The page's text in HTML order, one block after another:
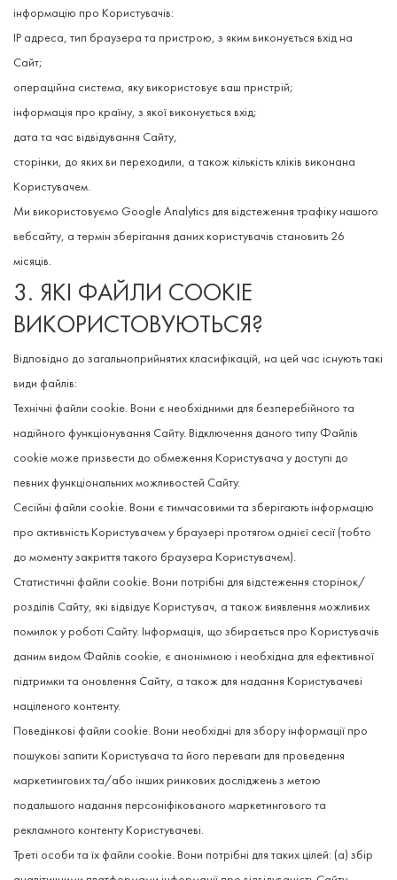
інформацію про Користувачів:
IP адреса, тип браузера та пристрою, з яким виконується вхід на
Сайт;
операційна система, яку використовує ваш пристрій;
інформація про країну, з якої виконується вхід;
дата та час відвідування Сайту,
сторінки, до яких ви переходили, а також кількість кліків виконана
Користувачем.
Ми використовуємо Google Analytics для відстеження трафіку нашого
вебсайту, а термін зберігання даних користувачів становить 26
місяців.
3. ЯКІ ФАЙЛИ COOKIE
ВИКОРИСТОВУЮТЬСЯ?
Відповідно до загальноприйнятих класифікацій, на цей час існують такі
види файлів:
Технічні файли cookie. Вони є необхідними для безперебійного та
надійного функціонування Сайту. Відключення даного типу Файлів
cookie може призвести до обмеження Користувача у доступі до
певних функціональних можливостей Сайту.
Сесійні файли cookie. Вони є тимчасовими та зберігають інформацію
про активність Користувачем у браузері протягом однієї сесії (тобто
до моменту закриття такого браузера Користувачем).
Статистичні файли cookie. Вони потрібні для відстеження сторінок/
розділів Сайту, які відвідує Користувач, а також виявлення можливих
помилок у роботі Сайту. Інформація, що збирається про Користувачів
даним видом Файлів cookie, є анонімною і необхідна для ефективної
підтримки та оновлення Сайту, а також для надання Користувачеві
націленого контенту.
Поведінкові файли cookie. Вони необхідні для збору інформації про
пошукові запити Користувача та його переваги для проведення
маркетингових та/або інших ринкових досліджень з метою
подальшого надання персоніфікованого маркетингового та
рекламного контенту Користувачеві.
Треті особи та їх файли cookie. Вони потрібні для таких цілей: (а) збір